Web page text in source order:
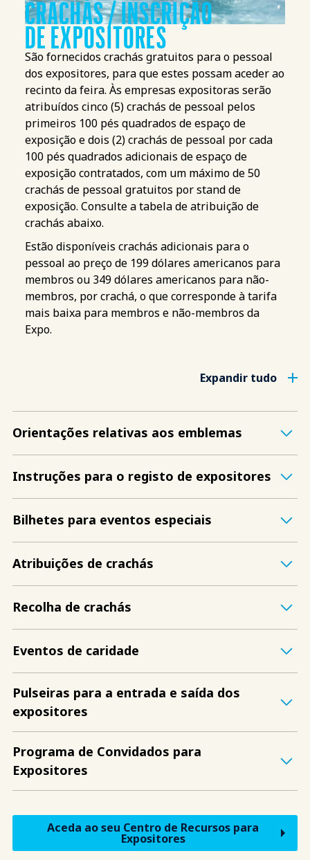
CRACHÁS / INSCRIÇÃO
DE EXPOSITORES
São fornecidos crachás gratuitos para o pessoal
dos expositores, para que estes possam aceder ao
recinto da feira. Às empresas expositoras serão
atribuídos cinco (5) crachás de pessoal pelos
primeiros 100 pés quadrados de espaço de
exposição e dois (2) crachás de pessoal por cada
100 pés quadrados adicionais de espaço de
exposição contratados, com um máximo de 50
crachás de pessoal gratuitos por stand de
exposição. Consulte a tabela de atribuição de
crachás abaixo.
Estão disponíveis crachás adicionais para o
pessoal ao preço de 199 dólares americanos para
membros ou 349 dólares americanos para não-
membros, por crachá, o que corresponde à tarifa
mais baixa para membros e não-membros da
Expo.
Expandir tudo
Orientações relativas aos emblemas
Instruções para o registo de expositores
Bilhetes para eventos especiais
Atribuições de crachás
Recolha de crachás
Eventos de caridade
Pulseiras para a entrada e saída dos
expositores
Programa de Convidados para
Expositores
Aceda ao seu Centro de Recursos para
Expositores